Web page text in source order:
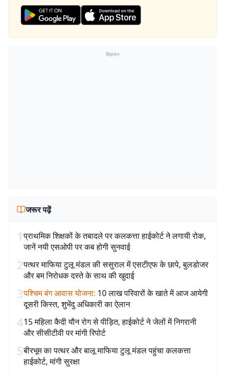
विज्ञापन
जरूर पढ़ें
1प्राथमिक शिक्षकों के तबादले पर कलकत्ता हाईकोर्ट ने लगायी रोक,
जानें नयी एसओपी पर कब होगी सुनवाई
2पत्थर माफिया टुलू मंडल की ससुराल में एसटीएफ के छापे, बुलडोजर
और बम निरोधक दस्ते के साथ की खुदाई
3पश्चिम बंग आवास योजना: 10 लाख परिवारों के खाते में आज आयेगी
दूसरी किस्त, शुभेंदु अधिकारी का ऐलान
415 महिला कैदी यौन रोग से पीड़ित, हाईकोर्ट ने जेलों में निगरानी
और सीसीटीवी पर मांगी रिपोर्ट
5बीरभूम का पत्थर और बालू माफिया टुलू मंडल पहुंचा कलकत्ता
हाईकोर्ट, मांगी सुरक्षा